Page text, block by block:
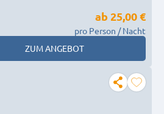
ab 25,00 €
pro Person / Nacht
ZUM ANGEBOT